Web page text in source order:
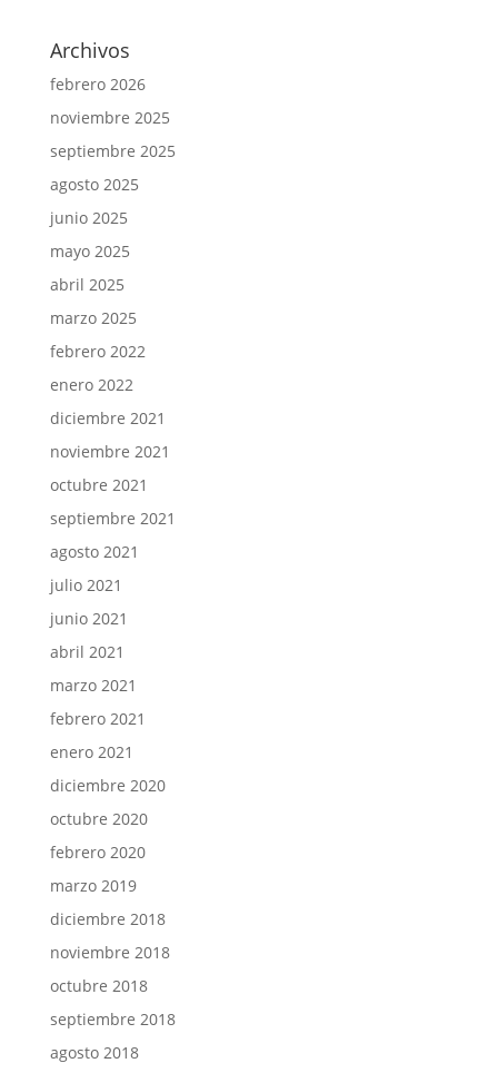
Archivos
febrero 2026
noviembre 2025
septiembre 2025
agosto 2025
junio 2025
mayo 2025
abril 2025
marzo 2025
febrero 2022
enero 2022
diciembre 2021
noviembre 2021
octubre 2021
septiembre 2021
agosto 2021
julio 2021
junio 2021
abril 2021
marzo 2021
febrero 2021
enero 2021
diciembre 2020
octubre 2020
febrero 2020
marzo 2019
diciembre 2018
noviembre 2018
octubre 2018
septiembre 2018
agosto 2018